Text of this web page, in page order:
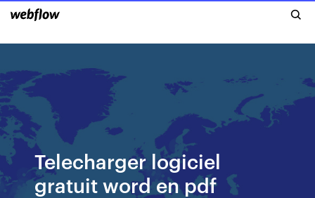
Telecharger logiciel
gratuit word en pdf